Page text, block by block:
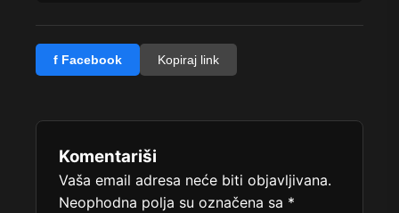
f Facebook Kopiraj link
Komentariši
Vaša email adresa neće biti objavljivana.
Neophodna polja su označena sa *